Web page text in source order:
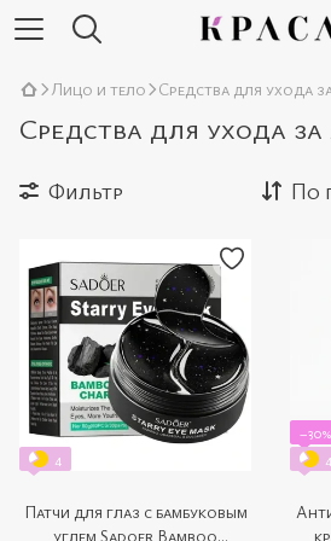
Лицо и тело Средства для ухода
Средства для ухода
Фильтр По
4
Патчи для глаз с бамбуковым
углем Sadoer Bamboo
−30%
4